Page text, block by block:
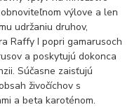
výlove a len
udržaniu druhov,
Raffy I popri gamarusoch
a poskytujú dokonca
Súčasne zaisťujú
živočíchov s
a beta karoténom.